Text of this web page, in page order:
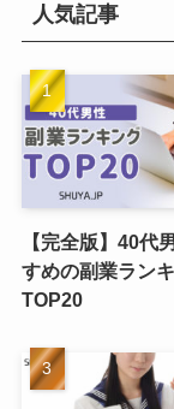
人気記事
【完全版】40代
すめの副業ラン
TOP20